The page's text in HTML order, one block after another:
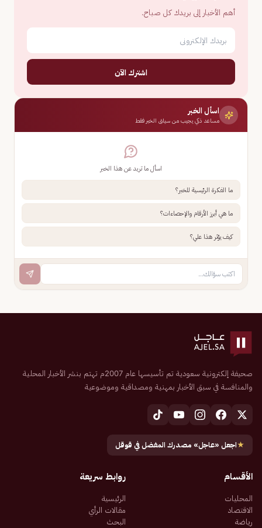
أهم الأخبار إلى بريدك كل صباح.
اشترك الآن
اسأل الخبر
مساعد ذكي يجيب من سياق الخبر فقط
اسأل ما تريد عن هذا الخبر
ما الفكرة الرئيسية للخبر؟
ما هي أبرز الأرقام والإحصاءات؟
كيف يؤثر هذا علي؟
صحيفة إلكترونية سعودية تم تأسيسها عام 2007م تهتم بنشر الأخبار المحلية
والمنافسة في سبق الأخبار بمهنية ومصداقية وموضوعية
★اجعل «عاجل» مصدرك المفضل في قوقل
الأقسام
المحليات
الاقتصاد
رياضة
روابط سريعة
الرئيسية
مقالات الرأي
البحث